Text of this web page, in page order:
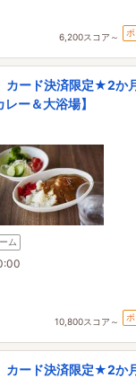
6,200スコア～
カード決済限定★2か
ー＆大浴場】
ム
10,800スコア～
カード決済限定★2か